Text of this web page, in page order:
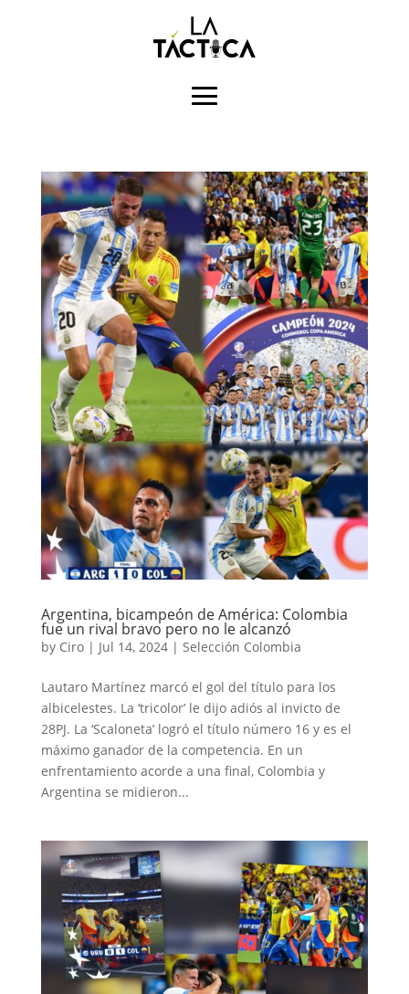
Argentina, bicampeón de América: Colombia
fue un rival bravo pero no le alcanzó
by Ciro| Jul 14, 2024| Selección Colombia
Lautaro Martínez marcó el gol del título para los
albicelestes. La ‘tricolor’ le dijo adiós al invicto de
28PJ. La ‘Scaloneta’ logró el título número 16 y es el
máximo ganador de la competencia. En un
enfrentamiento acorde a una final, Colombia y
Argentina se midieron...